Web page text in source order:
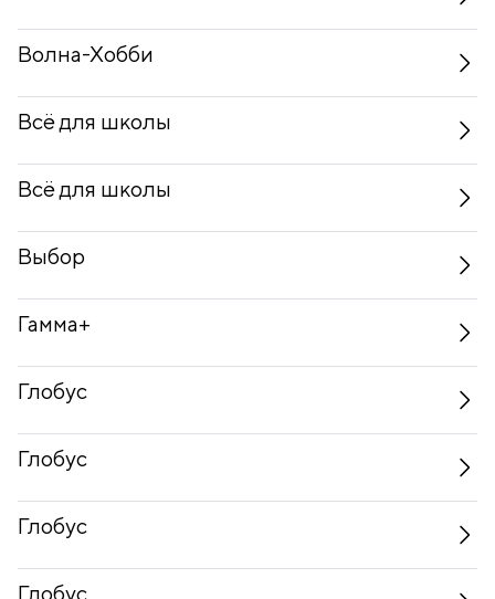
Волна-Хобби
Всё для школы
Всё для школы
Выбор
Гамма+
Глобус
Глобус
Глобус
Глобус